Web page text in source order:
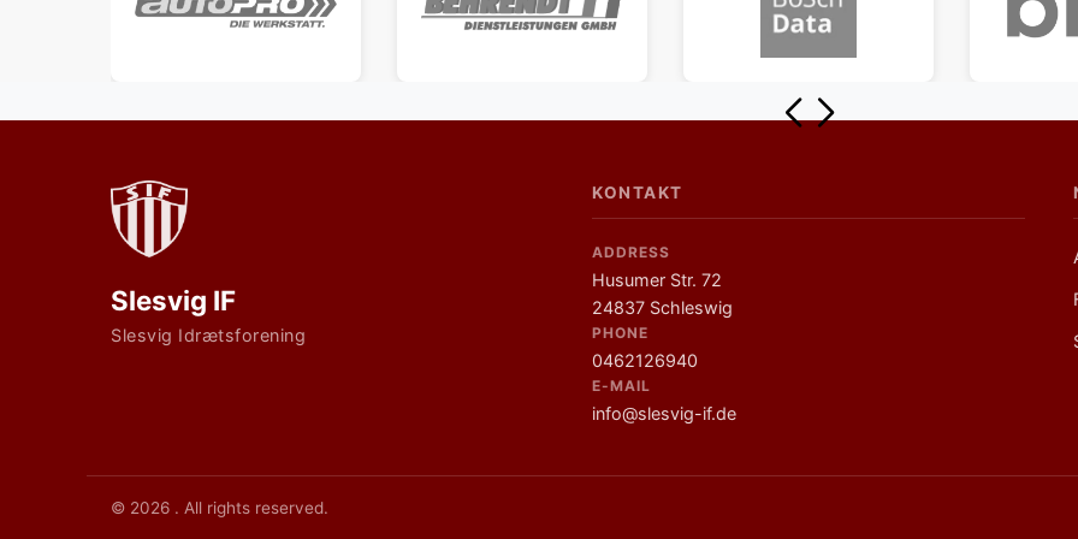
Slesvig IF
Slesvig Idrætsforening
KONTAKT
ADDRESS
Husumer Str. 72
24837 Schleswig
PHONE
0462126940
E-MAIL
info@slesvig-if.de
© 2026 . All rights reserved.